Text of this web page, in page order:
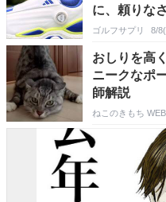
に、頼りな
ゴルフサプリ 8/
おしりを高
ニークなポ
師解説
ねこのきもち